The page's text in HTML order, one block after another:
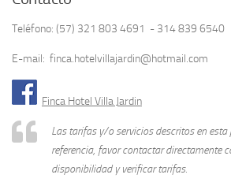
Teléfono: (57) 321 803 4691 - 314 839 6540
E-mail: finca.hotelvillajardin@hotmail.com
Finca Hotel Villa Jardin
Las tarifas y/o servicios descritos en
referencia, favor contactar directamente
disponibilidad y verificar tarifas.